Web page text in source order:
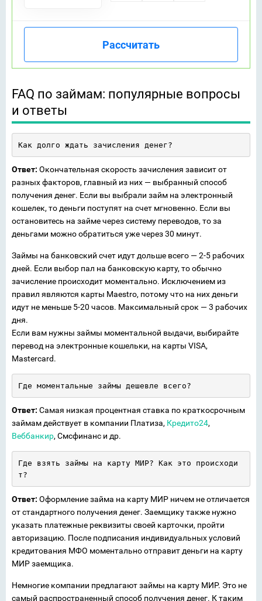
Рассчитать
FAQ по займам: популярные вопросы
и ответы
Как долго ждать зачисления денег?
Ответ: Окончательная скорость зачисления зависит от
разных факторов, главный из них — выбранный способ
получения денег. Если вы выбрали займ на электронный
кошелек, то деньги поступят на счет мгновенно. Если вы
остановитесь на займе через систему переводов, то за
деньгами можно обратиться уже через 30 минут.
Займы на банковский счет идут дольше всего — 2-5 рабочих
дней. Если выбор пал на банковскую карту, то обычно
зачисление происходит моментально. Исключением из
правил являются карты Maestro, потому что на них деньги
идут не меньше 5-20 часов. Максимальный срок — 3 рабочих
дня.
Если вам нужны займы моментальной выдачи, выбирайте
перевод на электронные кошельки, на карты VISA,
Mastercard.
Где моментальные займы дешевле всего?
Ответ: Самая низкая процентная ставка по краткосрочным
займам действует в компании Платиза, Кредито24,
Веббанкир, Смсфинанс и др.
Где взять займы на карту МИР? Как это происходи
т?
Ответ: Оформление займа на карту МИР ничем не отличается
от стандартного получения денег. Заемщику также нужно
указать платежные реквизиты своей карточки, пройти
авторизацию. После подписания индивидуальных условий
кредитования МФО моментально отправит деньги на карту
МИР заемщика.
Немногие компании предлагают займы на карту МИР. Это не
самый распространенный способ получения денег. К таким